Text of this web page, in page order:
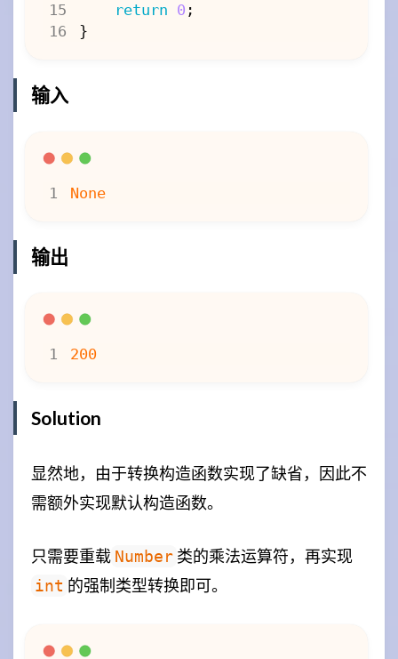
return 0 ;
}
输入
None
输出
200
Solution
显然地，由于转换构造函数实现了缺省，因此不
需额外实现默认构造函数。
只需要重载 Number 类的乘法运算符，再实现
int 的强制类型转换即可。